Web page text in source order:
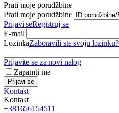
Prati moje porudžbine
Prati moje porudžbine
Prijavi seRegistruj se
E-mail
LozinkaZaboravili ste svoju lozinku?
Prijavite se za novi nalog
Zapamti me
Prijavi se
Kontakt
Kontakt
+381656154511